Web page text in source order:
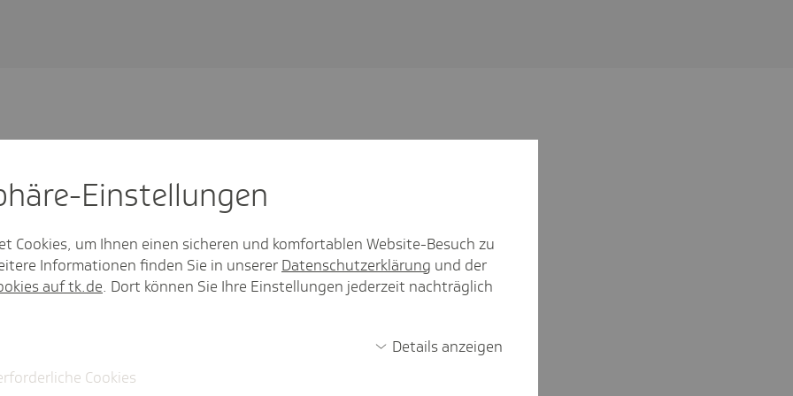
für Arzneimittel und soziale
Einstel­lungen
Cookies, um Ihnen einen sicheren und komfortablen Website-Besuch zu
Informationen finden Sie in unserer Datenschutzerklärung und der
auf tk.de. Dort können Sie Ihre Einstellungen jederzeit nachträglich
Details anzeigen
Cookies